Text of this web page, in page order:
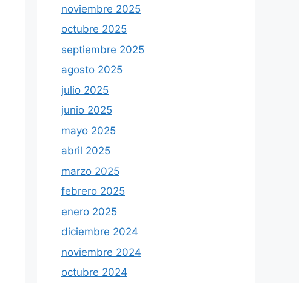
noviembre 2025
octubre 2025
septiembre 2025
agosto 2025
julio 2025
junio 2025
mayo 2025
abril 2025
marzo 2025
febrero 2025
enero 2025
diciembre 2024
noviembre 2024
octubre 2024